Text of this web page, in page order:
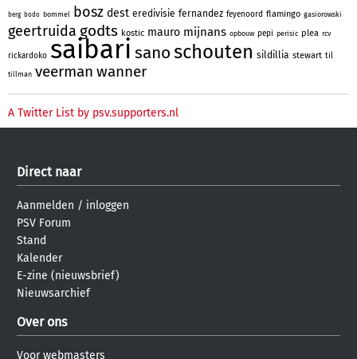
berg bodo bommel bosz dest eredivisie fernandez feyenoord flamingo gasiorowski
geertruida godts kostic mauro mijnans opbouw pepi perisic plea rcv
rickardoko saibari sanoschouten sildillia stewart til
tillman veerman wanner
A Twitter List by psv.supporters.nl
Direct naar
Aanmelden / inloggen
PSV Forum
Stand
Kalender
E-zine (nieuwsbrief)
Nieuwsarchief
Over ons
Voor webmasters